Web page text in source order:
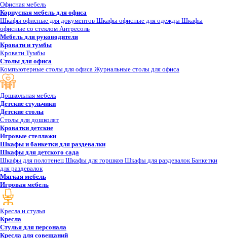
Офисная мебель
Корпусная мебель для офиса
Шкафы офисные для документов Шкафы офисные для одежды Шкафы
офисные со стеклом Антресоль
Мебель для руководителя
Кровати и тумбы
Кровати Тумбы
Столы для офиса
Компьютерные столы для офиса Журнальные столы для офиса
Дошкольная мебель
Детские стульчики
Детские столы
Столы для дошколят
Кроватки детские
Игровые стеллажи
Шкафы и банкетки для раздевалки
Шкафы для детского сада
Шкафы для полотенец Шкафы для горшков Шкафы для раздевалок Банкетки
для раздевалок
Мягкая мебель
Игровая мебель
Кресла и стулья
Кресла
Стулья для персонала
Кресла для совещаний